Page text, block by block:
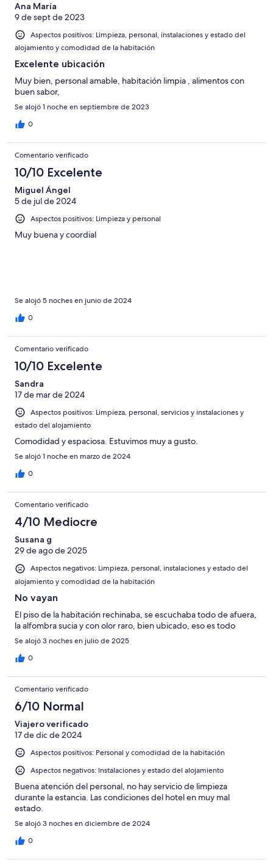
Ana María
9 de sept de 2023
Aspectos positivos: Limpieza, personal, instalaciones y estado del
alojamiento y comodidad de la habitación
Excelente ubicación
Muy bien, personal amable, habitación limpia , alimentos con
buen sabor,
Se alojó 1 noche en septiembre de 2023
0
Comentario verificado
10/10 Excelente
Miguel Ángel
5 de jul de 2024
Aspectos positivos: Limpieza y personal
Muy buena y coordial
Se alojó 5 noches en junio de 2024
0
Comentario verificado
10/10 Excelente
Sandra
17 de mar de 2024
Aspectos positivos: Limpieza, personal, servicios y instalaciones y
estado del alojamiento
Comodidad y espaciosa. Estuvimos muy a gusto.
Se alojó 1 noche en marzo de 2024
0
Comentario verificado
4/10 Mediocre
Susana g
29 de ago de 2025
Aspectos negativos: Limpieza, personal, instalaciones y estado del
alojamiento y comodidad de la habitación
No vayan
El piso de la habitación rechinaba, se escuchaba todo de afuera,
la alfombra sucia y con olor raro, bien ubicado, eso es todo
Se alojó 3 noches en julio de 2025
0
Comentario verificado
6/10 Normal
Viajero verificado
17 de dic de 2024
Aspectos positivos: Personal y comodidad de la habitación
Aspectos negativos: Instalaciones y estado del alojamiento
Buena atención del personal, no hay servicio de limpieza
durante la estancia. Las condiciones del hotel en muy mal
estado.
Se alojó 3 noches en diciembre de 2024
0